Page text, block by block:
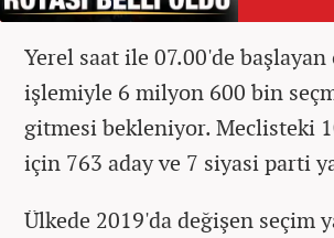
Yerel saat ile 07.00'de başlayan
işlemiyle 6 milyon 600 bin
gitmesi bekleniyor. Meclisteki
için 763 aday ve 7 siyasi parti
Ülkede 2019'da değişen seçim